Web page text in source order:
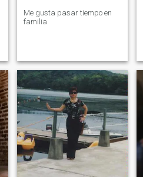
Me gusta pasar tiempo en
familia